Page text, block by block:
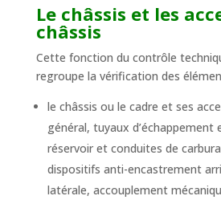
Le châssis et les
châssis
Cette fonction du contrôle
regroupe la vérification des
le châssis ou le cadre et ses
général, tuyaux d’échappement
réservoir et conduites de
dispositifs anti-encastrement
latérale, accouplement